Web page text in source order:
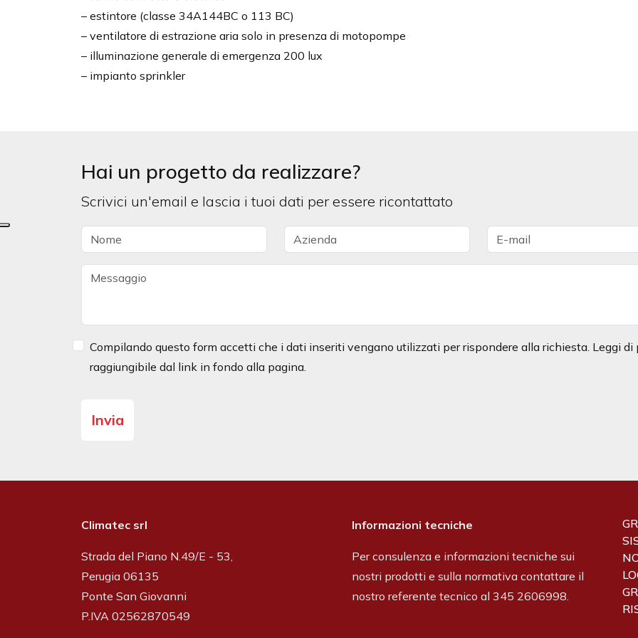
– estintore (classe 34A144BC o 113 BC)
– ventilatore di estrazione aria solo in presenza di motopompe
– illuminazione generale di emergenza 200 lux
– impianto sprinkler
Hai un progetto da realizzare?
Scrivici un'email e lascia i tuoi dati per essere ricontattato
Nome Azienda Email
Messaggio
Compilando questo form accetti che i dati inseriti vengano utilizzati per rispondere alla richiesta. Leggi
raggiungibile dal link in fondo alla pagina.
Climatec srl
Strada del Piano N.49/E - 53,
Perugia 06135
Ponte San Giovanni
P.IVA 02562870549
Informazioni tecniche
Per consulenza e informazioni tecniche sui
nostri prodotti e sulla normativa contattare il
nostro referente tecnico al 345 2606998.